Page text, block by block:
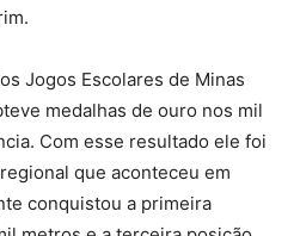
Jogos Escolares de Minas
medalhas de ouro nos mil
Com esse resultado ele foi
que aconteceu em
conquistou a primeira